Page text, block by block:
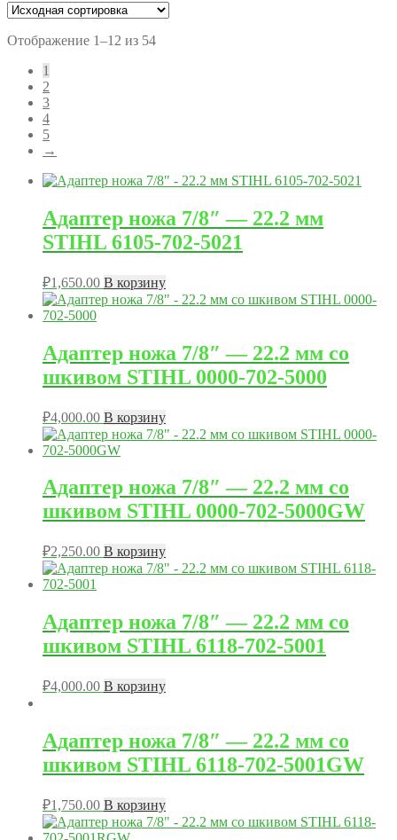
Отображение 1–12 из 54
1
2
3
4
5
→
Адаптер ножа 7/8″ — 22.2 мм
STIHL 6105-702-5021
₽1,650.00 В корзину
Адаптер ножа 7/8″ — 22.2 мм со
шкивом STIHL 0000-702-5000
₽4,000.00 В корзину
Адаптер ножа 7/8″ — 22.2 мм со
шкивом STIHL 0000-702-5000GW
₽2,250.00 В корзину
Адаптер ножа 7/8″ — 22.2 мм со
шкивом STIHL 6118-702-5001
₽4,000.00 В корзину
Адаптер ножа 7/8″ — 22.2 мм со
шкивом STIHL 6118-702-5001GW
₽1,750.00 В корзину